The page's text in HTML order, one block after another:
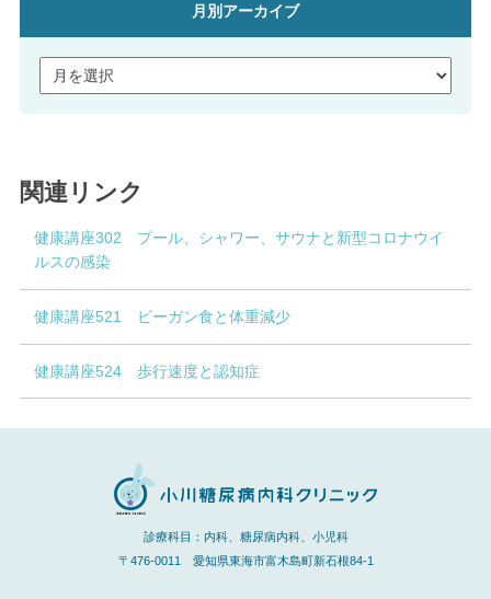
月別アーカイブ
関連リンク
健康講座302 プール、シャワー、サウナと新型コロナウイ
ルスの感染
健康講座521 ビーガン食と体重減少
健康講座524 歩行速度と認知症
診療科目：内科、糖尿病内科、小児科
〒476-0011 愛知県東海市富木島町新石根84-1